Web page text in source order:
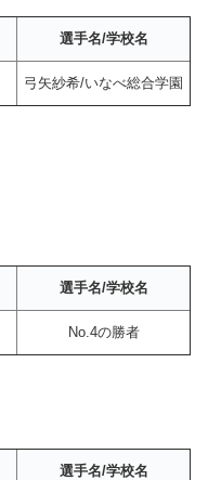
選手名/学校名
弓矢紗希/いなべ総合学園
選手名/学校名
No.4の勝者
選手名/学校名